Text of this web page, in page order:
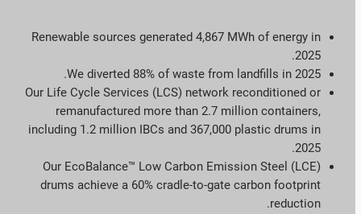
Renewable sources generated 4,867 MWh of energy in
2025.
We diverted 88% of waste from landfills in 2025.
Our Life Cycle Services (LCS) network reconditioned or
remanufactured more than 2.7 million containers,
including 1.2 million IBCs and 367,000 plastic drums in
2025.
Our EcoBalance™ Low Carbon Emission Steel (LCE)
drums achieve a 60% cradle-to-gate carbon footprint
reduction.